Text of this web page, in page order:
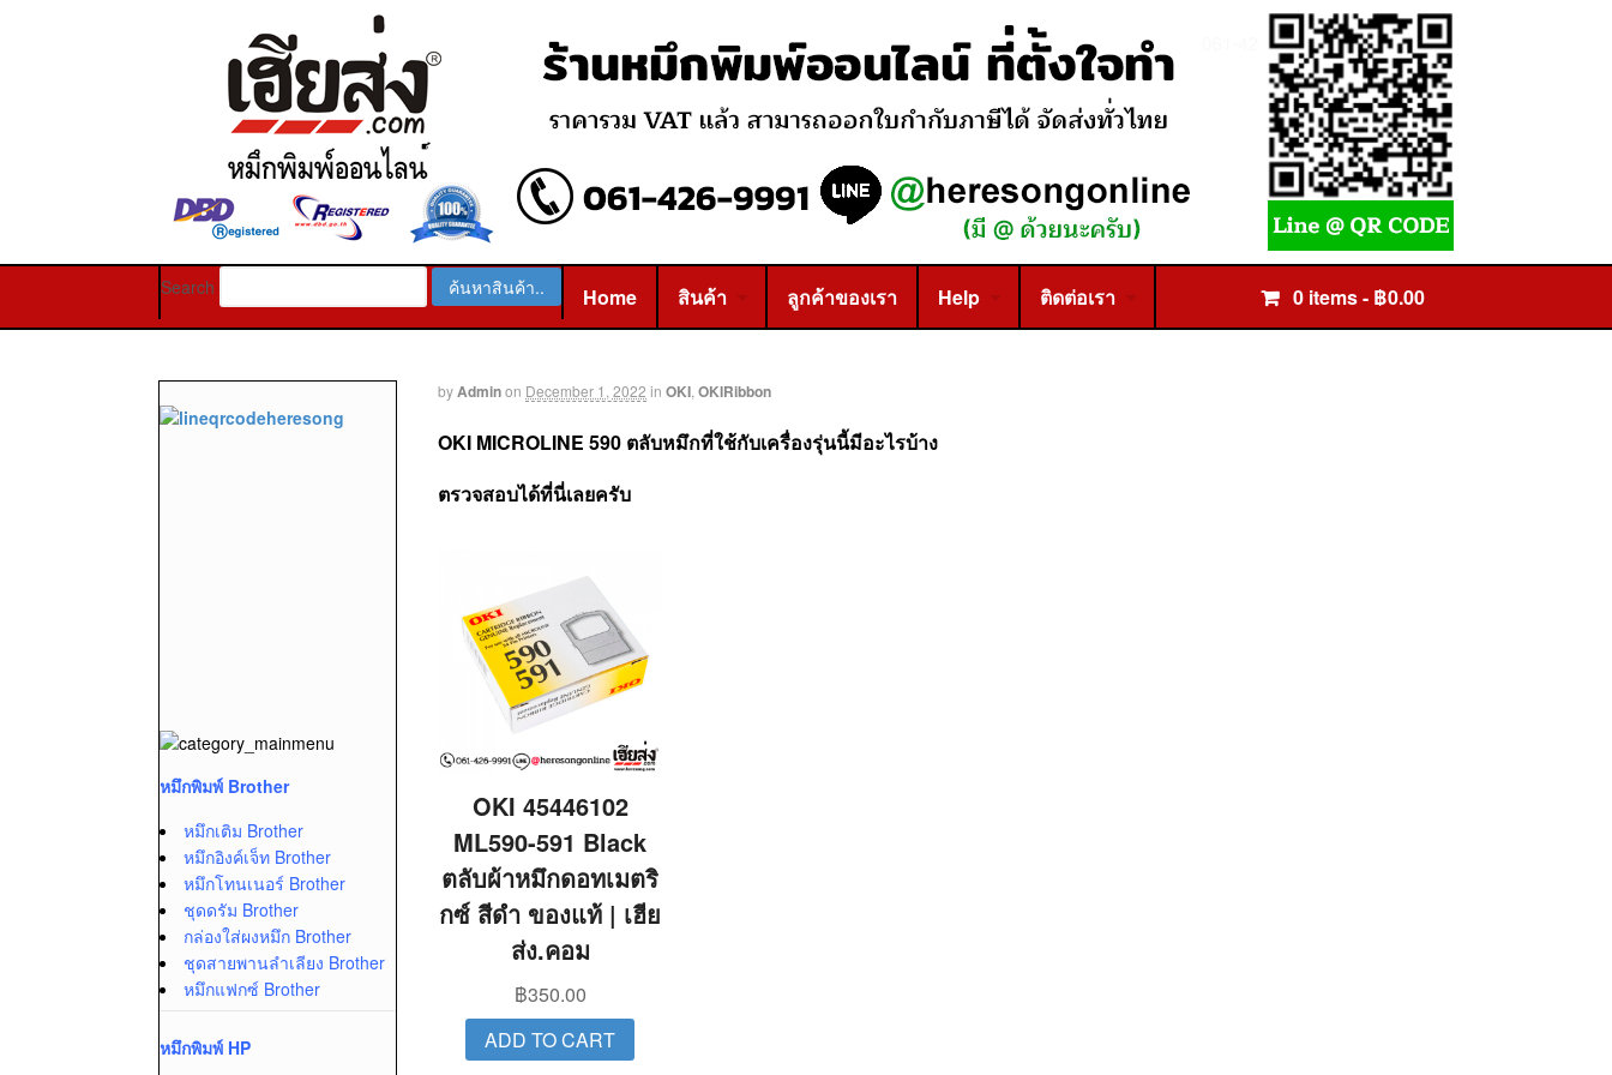
Search Home สินค้า ลูกค้าของเรา Help ติดต่อเรา 0 items - ฿0.00
by Admin on December 1, 2022 in OKI ,OKIRibbon
OKI MICROLINE 590 ตลับหมึกที่ใช้กับเครื่องรุ่นนี้มีอะไรบ้าง
ตรวจสอบได้ที่นี่เลยครับ
OKI 45446102
ML590-591 Black
ตลับผ้าหมึกดอทเมตริ
กซ์ สีดำ ของแท้ | เฮีย
ส่ง.คอม
฿350.00
ADD TO CART
หมึกพิมพ์ Brother
หมึกเติม Brother
หมึกอิงค์เจ็ท Brother
หมึกโทนเนอร์ Brother
ชุดดรัม Brother
กล่องใส่ผงหมึก Brother
ชุดสายพานลำเลียง Brother
หมึกแฟกซ์ Brother
หมึกพิมพ์ HP